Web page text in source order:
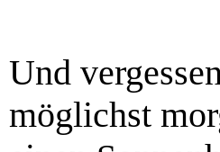
Und
möglichst